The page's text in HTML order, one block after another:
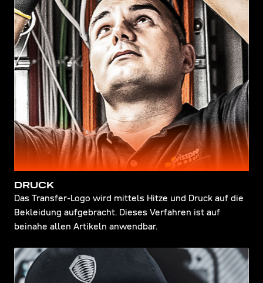
DRUCK
Das Transfer-Logo wird mittels Hitze und Druck auf die
Bekleidung aufgebracht. Dieses Verfahren ist auf
beinahe allen Artikeln anwendbar.